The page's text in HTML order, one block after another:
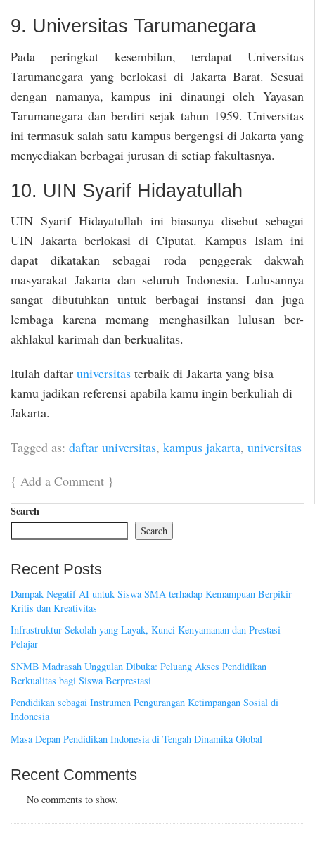
9. Universitas Tarumanegara
Pada peringkat kesembilan, terdapat Universitas
Tarumanegara yang berlokasi di Jakarta Barat. Sesuai
dengan namanya, kampus ini dinaungi oleh Yayasan
Tarumanegara dan berdiri sejak tahun 1959. Universitas
ini termasuk salah satu kampus bergengsi di Jakarta yang
menyediakan berbagai jurusan di setiap fakultasnya.
10. UIN Syarif Hidayatullah
UIN Syarif Hidayatullah ini biasanya disebut sebagai
UIN Jakarta berlokasi di Ciputat. Kampus Islam ini
dapat dikatakan sebagai roda penggerak dakwah
masyarakat Jakarta dan seluruh Indonesia. Lulusannya
sangat dibutuhkan untuk berbagai instansi dan juga
lembaga karena memang menghasilkan lulusan ber-
akhlakul karimah dan berkualitas.
Itulah daftar universitas terbaik di Jakarta yang bisa
kamu jadikan referensi apabila kamu ingin berkuliah di
Jakarta.
Tagged as: daftar universitas, kampus jakarta, universitas
{ Add a Comment }
Search
Search
Recent Posts
Dampak Negatif AI untuk Siswa SMA terhadap Kemampuan Berpikir
Kritis dan Kreativitas
Infrastruktur Sekolah yang Layak, Kunci Kenyamanan dan Prestasi
Pelajar
SNMB Madrasah Unggulan Dibuka: Peluang Akses Pendidikan
Berkualitas bagi Siswa Berprestasi
Pendidikan sebagai Instrumen Pengurangan Ketimpangan Sosial di
Indonesia
Masa Depan Pendidikan Indonesia di Tengah Dinamika Global
Recent Comments
No comments to show.